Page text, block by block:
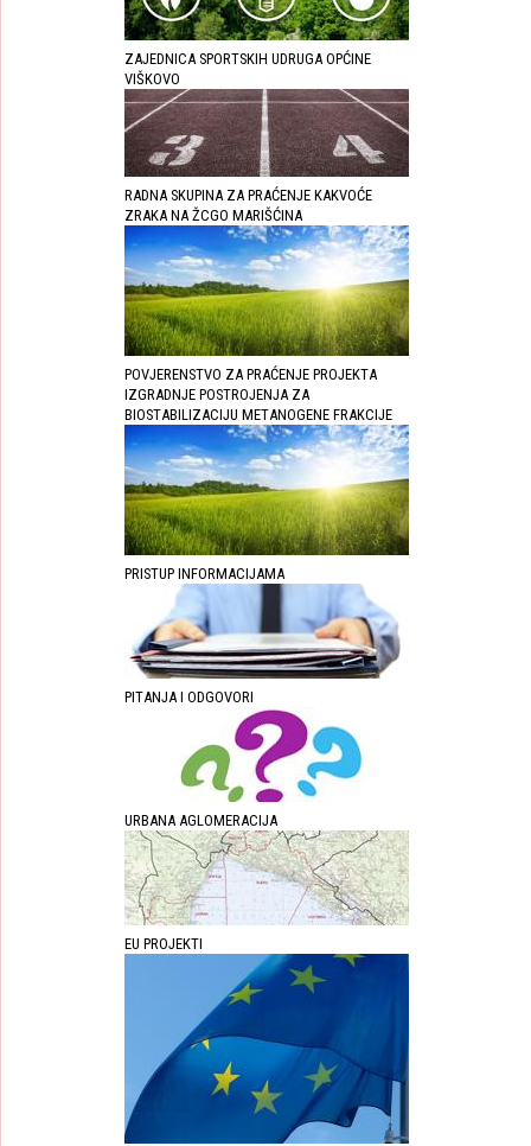
ZAJEDNICA SPORTSKIH UDRUGA OPĆINE
VIŠKOVO
RADNA SKUPINA ZA PRAĆENJE KAKVOĆE
ZRAKA NA ŽCGO MARIŠĆINA
POVJERENSTVO ZA PRAĆENJE PROJEKTA
IZGRADNJE POSTROJENJA ZA
BIOSTABILIZACIJU METANOGENE FRAKCIJE
PRISTUP INFORMACIJAMA
PITANJA I ODGOVORI
URBANA AGLOMERACIJA
EU PROJEKTI